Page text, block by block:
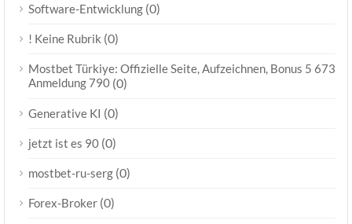
Software-Entwicklung (0)
! Keine Rubrik (0)
Mostbet Türkiye: Offizielle Seite, Aufzeichnen, Bonus 5 673
Anmeldung 790 (0)
Generative KI (0)
jetzt ist es 90 (0)
mostbet-ru-serg (0)
Forex-Broker (0)